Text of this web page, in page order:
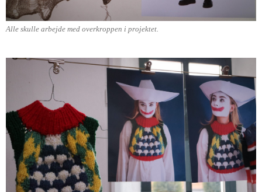
Alle skulle arbejde med overkroppen i projektet.